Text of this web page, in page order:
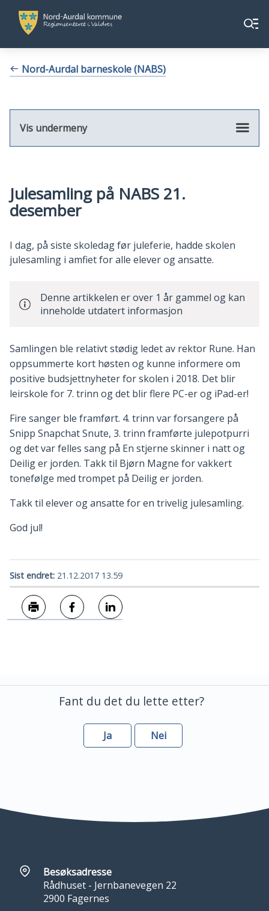
Nord-
Aurdal
kommune
Aurdal
kommune
Meny
Du Nord-Aurdal barneskole (NABS)
Vis undermeny
Julesamling på NABS 21.
desember
I dag, på siste skoledag før juleferie, hadde skolen
julesamling i amfiet for alle elever og ansatte.
Denne artikkelen er over 1 år gammel og kan
inneholde utdatert informasjon
Samlingen ble relativt stødig ledet av rektor Rune. Han
oppsummerte kort høsten og kunne informere om
positive budsjettnyheter for skolen i 2018. Det blir
leirskole for 7. trinn og det blir flere PC-er og iPad-er!
Fire sanger ble framført. 4. trinn var forsangere på
Snipp Snapchat Snute, 3. trinn framførte julepotpurri
og det var felles sang på En stjerne skinner i natt og
Deilig er jorden. Takk til Bjørn Magne for vakkert
tonefølge med trompet på Deilig er jorden.
Takk til elever og ansatte for en trivelig julesamling.
God jul!
Sist endret 21.12.2017 13.59
Fant du det du lette etter?
Ja Nei
Besøksadresse
Rådhuset - Jernbanevegen 22
2900 Fagernes